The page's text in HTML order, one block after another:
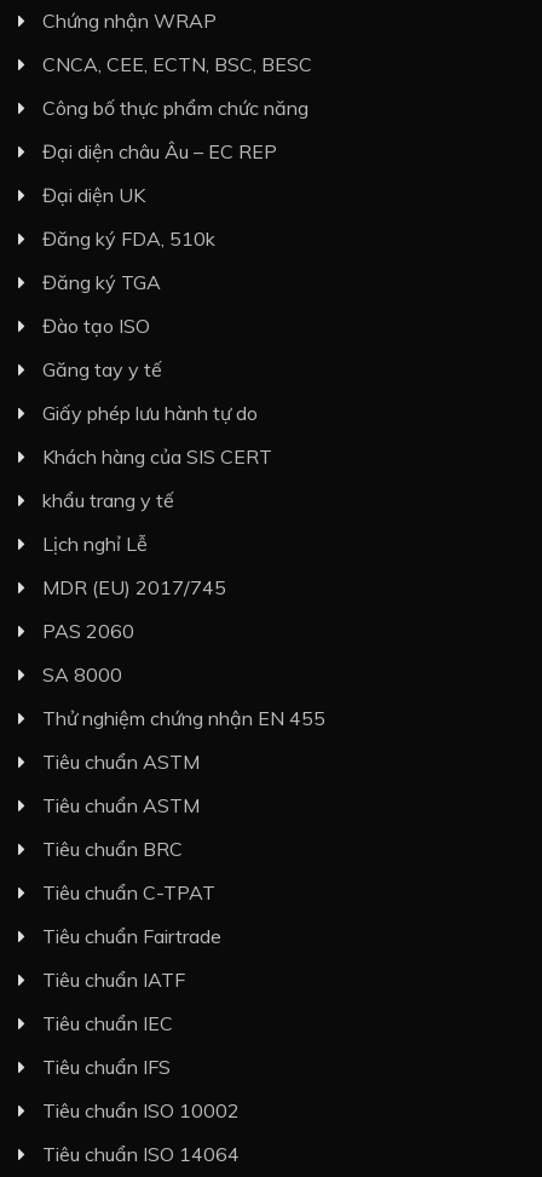
Chứng nhận WRAP
CNCA, CEE, ECTN, BSC, BESC
Công bố thực phẩm chức năng
Đại diện châu Âu – EC REP
Đại diện UK
Đăng ký FDA, 510k
Đăng ký TGA
Đào tạo ISO
Găng tay y tế
Giấy phép lưu hành tự do
Khách hàng của SIS CERT
khẩu trang y tế
Lịch nghỉ Lễ
MDR (EU) 2017/745
PAS 2060
SA 8000
Thử nghiệm chứng nhận EN 455
Tiêu chuẩn ASTM
Tiêu chuẩn ASTM
Tiêu chuẩn BRC
Tiêu chuẩn C-TPAT
Tiêu chuẩn Fairtrade
Tiêu chuẩn IATF
Tiêu chuẩn IEC
Tiêu chuẩn IFS
Tiêu chuẩn ISO 10002
Tiêu chuẩn ISO 14064